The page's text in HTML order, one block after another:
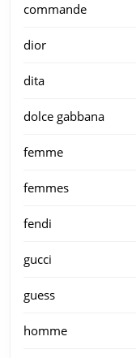
commande
dior
dita
dolce gabbana
femme
femmes
fendi
gucci
guess
homme